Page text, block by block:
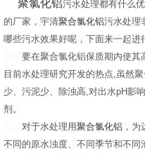
污水处理都有什么
的厂家， 宇清聚合氯化铝污水处理
哪些污水效果好呢，下面来一起进
要在聚合氯化铝保质期内使其
目前水处理研究开发的热点,虽然
少、污泥少、除浊高,对出水pH影
剂。
对于水处理用聚合氯化铝 ，
不同的原水浊度、不同季节和不同